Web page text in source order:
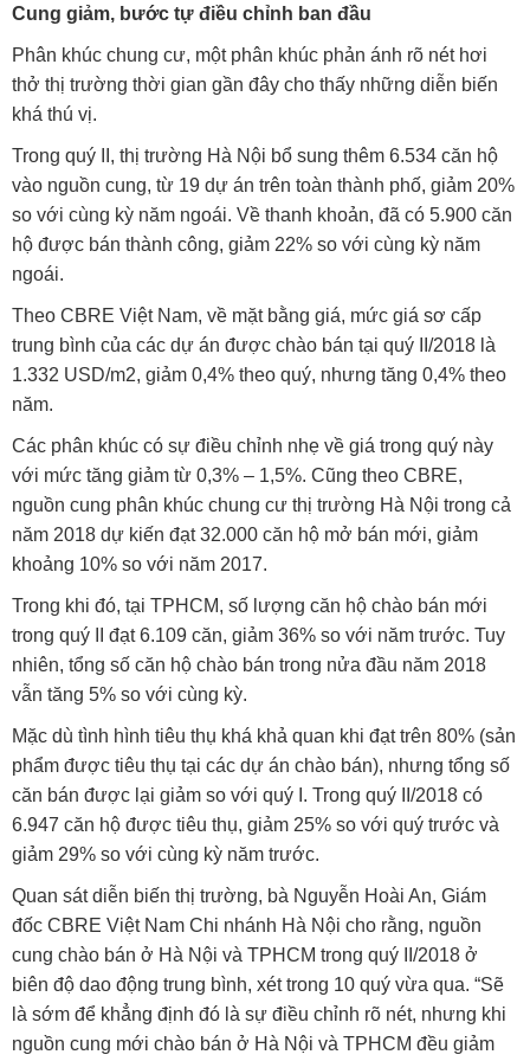
Cung giảm, bước tự điều chỉnh ban đầu
Phân khúc chung cư, một phân khúc phản ánh rõ nét hơi
thở thị trường thời gian gần đây cho thấy những diễn biến
khá thú vị.
Trong quý II, thị trường Hà Nội bổ sung thêm 6.534 căn hộ
vào nguồn cung, từ 19 dự án trên toàn thành phố, giảm 20%
so với cùng kỳ năm ngoái. Về thanh khoản, đã có 5.900 căn
hộ được bán thành công, giảm 22% so với cùng kỳ năm
ngoái.
Theo CBRE Việt Nam, về mặt bằng giá, mức giá sơ cấp
trung bình của các dự án được chào bán tại quý II/2018 là
1.332 USD/m2, giảm 0,4% theo quý, nhưng tăng 0,4% theo
năm.
Các phân khúc có sự điều chỉnh nhẹ về giá trong quý này
với mức tăng giảm từ 0,3% – 1,5%. Cũng theo CBRE,
nguồn cung phân khúc chung cư thị trường Hà Nội trong cả
năm 2018 dự kiến đạt 32.000 căn hộ mở bán mới, giảm
khoảng 10% so với năm 2017.
Trong khi đó, tại TPHCM, số lượng căn hộ chào bán mới
trong quý II đạt 6.109 căn, giảm 36% so với năm trước. Tuy
nhiên, tổng số căn hộ chào bán trong nửa đầu năm 2018
vẫn tăng 5% so với cùng kỳ.
Mặc dù tình hình tiêu thụ khá khả quan khi đạt trên 80% (sản
phẩm được tiêu thụ tại các dự án chào bán), nhưng tổng số
căn bán được lại giảm so với quý I. Trong quý II/2018 có
6.947 căn hộ được tiêu thụ, giảm 25% so với quý trước và
giảm 29% so với cùng kỳ năm trước.
Quan sát diễn biến thị trường, bà Nguyễn Hoài An, Giám
đốc CBRE Việt Nam Chi nhánh Hà Nội cho rằng, nguồn
cung chào bán ở Hà Nội và TPHCM trong quý II/2018 ở
biên độ dao động trung bình, xét trong 10 quý vừa qua. “Sẽ
là sớm để khẳng định đó là sự điều chỉnh rõ nét, nhưng khi
nguồn cung mới chào bán ở Hà Nội và TPHCM đều giảm